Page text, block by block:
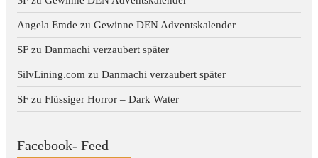
Angela Emde zuGewinne DEN Adventskalender
SF zuDanmachi verzaubert später
SilvLining.com zuDanmachi verzaubert später
SF zuFlüssiger Horror – Dark Water
Facebook- Feed